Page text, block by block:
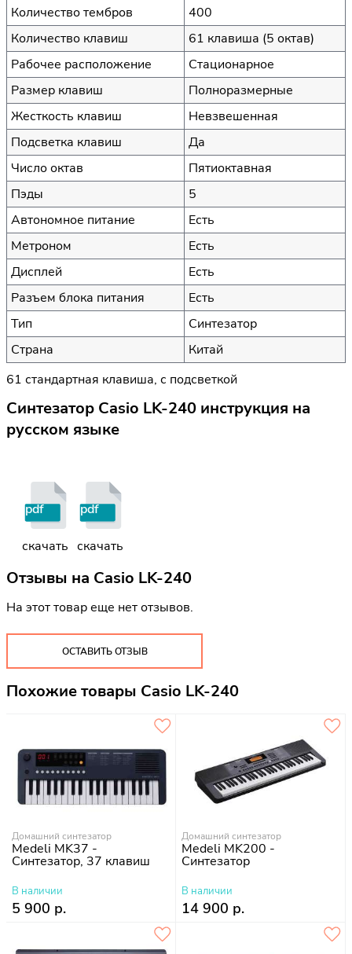
Количество тембров
400
Количество клавиш
61 клавиша (5 октав)
Рабочее расположение
Стационарное
Размер клавиш
Полноразмерные
Жесткость клавиш
Невзвешенная
Подсветка клавиш
Да
Число октав
Пятиоктавная
Пэды
5
Автономное питание
Есть
Метроном
Есть
Дисплей
Есть
Разъем блока питания
Есть
Тип
Синтезатор
Страна
Китай
61 стандартная клавиша, с подсветкой
Синтезатор Casio LK-240 инструкция на
русском языке
pdf
скачать
pdf
скачать
Отзывы на Casio LK-240
На этот товар еще нет отзывов.
ОСТАВИТЬ ОТЗЫВ
Похожие товары Casio LK-240
Домашний синтезатор
Medeli MK37 -
Синтезатор, 37 клавиш
В наличии
5 900 р.
Домашний синтезатор
Medeli MK200 -
Синтезатор
В наличии
14 900 р.